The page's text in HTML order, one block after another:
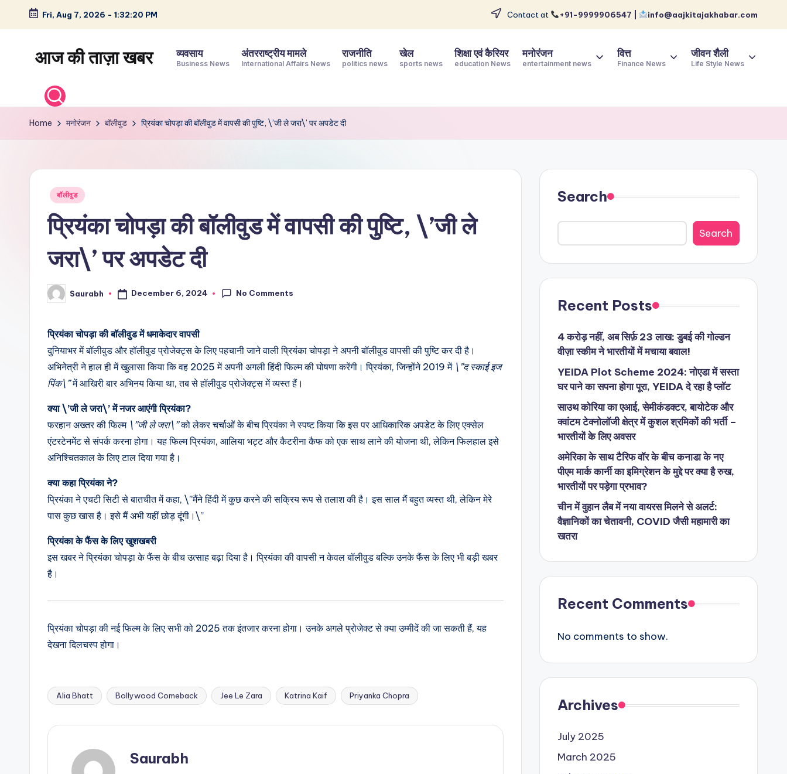
Skip
content
Fri, Aug 7, 2026 - 1:32:21 PM Contact at +91-9999906547 | info@aajkitajakhabar.com
आज की ताज़ा खबर
खेल,
व्यापार
विश्व
व्यवसाय
Business News
अंतरराष्ट्रीय मामले
International Affairs News
राजनीति
politics news
खेल
sports news
शिक्षा एवं कैरियर
education News
मनोरंजन
entertainment news
वित्त
Finance News
जीवन शैली
Life Style News
Home मनोरंजन बॉलीवुड प्रियंका चोपड़ा की बॉलीवुड में वापसी की पुष्टि, \’जी ले जरा\’ पर अपडेट दी
Posted
बॉलीवुड
प्रियंका चोपड़ा की बॉलीवुड में वापसी की पुष्टि, \’जी ले
जरा\’ पर अपडेट दी
Posted
by
Saurabh December 6, 2024 No Comments
प्रियंका चोपड़ा की बॉलीवुड में धमाकेदार वापसी
दुनियाभर में बॉलीवुड और हॉलीवुड प्रोजेक्ट्स के लिए पहचानी जाने वाली प्रियंका चोपड़ा ने अपनी बॉलीवुड वापसी की पुष्टि कर दी है।
अभिनेत्री ने हाल ही में खुलासा किया कि वह 2025 में अपनी अगली हिंदी फिल्म की घोषणा करेंगी। प्रियंका, जिन्होंने 2019 में \”द स्काई इज
पिंक\”में आखिरी बार अभिनय किया था, तब से हॉलीवुड प्रोजेक्ट्स में व्यस्त हैं।
क्या \’जी ले जरा\’ में नजर आएंगी प्रियंका?
फरहान अख्तर की फिल्म \”जी ले जरा\”को लेकर चर्चाओं के बीच प्रियंका ने स्पष्ट किया कि इस पर आधिकारिक अपडेट के लिए एक्सेल
एंटरटेनमेंट से संपर्क करना होगा। यह फिल्म प्रियंका, आलिया भट्ट और कैटरीना कैफ को एक साथ लाने की योजना थी, लेकिन फिलहाल इसे
अनिश्चितकाल के लिए टाल दिया गया है।
क्या कहा प्रियंका ने?
प्रियंका ने एचटी सिटी से बातचीत में कहा, \”मैंने हिंदी में कुछ करने की सक्रिय रूप से तलाश की है। इस साल मैं बहुत व्यस्त थी, लेकिन मेरे
पास कुछ खास है। इसे मैं अभी यहीं छोड़ दूंगी।\”
प्रियंका के फैंस के लिए खुशखबरी
इस खबर ने प्रियंका चोपड़ा के फैंस के बीच उत्साह बढ़ा दिया है। प्रियंका की वापसी न केवल बॉलीवुड बल्कि उनके फैंस के लिए भी बड़ी खबर
है।
प्रियंका चोपड़ा की नई फिल्म के लिए सभी को 2025 तक इंतजार करना होगा। उनके अगले प्रोजेक्ट से क्या उम्मीदें की जा सकती हैं, यह
देखना दिलचस्प होगा।
Tags:
Alia Bhatt Bollywood Comeback Jee Le Zara Katrina Kaif Priyanka Chopra
Saurabh
Search
Search
Recent Posts
4 करोड़ नहीं, अब सिर्फ़ 23 लाख: डुबई की गोल्डन
वीज़ा स्कीम ने भारतीयों में मचाया बवाल!
YEIDA Plot Scheme 2024: नोएडा में सस्ता
घर पाने का सपना होगा पूरा, YEIDA दे रहा है प्लॉट
साउथ कोरिया का एआई, सेमीकंडक्टर, बायोटेक और
क्वांटम टेक्नोलॉजी क्षेत्र में कुशल श्रमिकों की भर्ती –
भारतीयों के लिए अवसर
अमेरिका के साथ टैरिफ वॉर के बीच कनाडा के नए
पीएम मार्क कार्नी का इमिग्रेशन के मुद्दे पर क्या है रुख,
भारतीयों पर पड़ेगा प्रभाव?
चीन में वुहान लैब में नया वायरस मिलने से अलर्ट:
वैज्ञानिकों का चेतावनी, COVID जैसी महामारी का
खतरा
Recent Comments
No comments to show.
Archives
July 2025
March 2025